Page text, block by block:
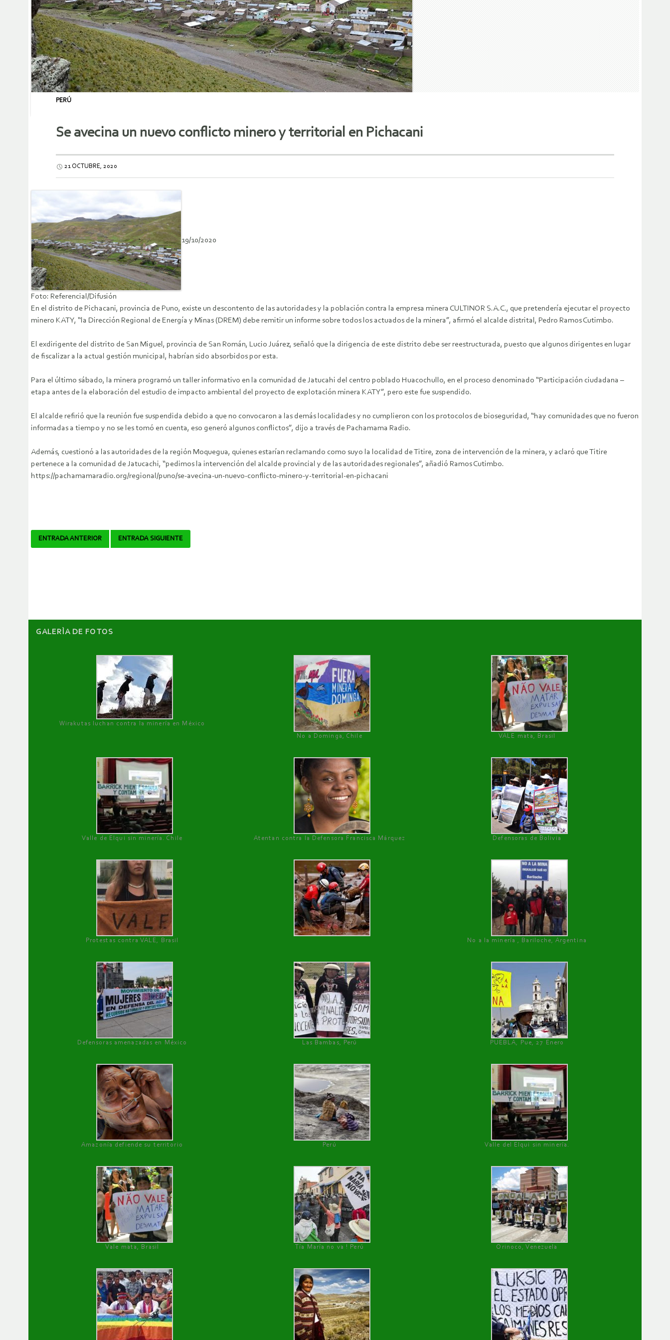
PERÚ
Se avecina un nuevo conflicto minero y territorial en Pichacani
21 OCTUBRE, 2020
19/10/2020
Foto: Referencial/Difusión
En el distrito de Pichacani, provincia de Puno, existe un descontento de las autoridades y la población contra la empresa minera CULTINOR S.A.C., que pretendería ejecutar el proyecto
minero KATY, “la Dirección Regional de Energía y Minas (DREM) debe remitir un informe sobre todos los actuados de la minera”, afirmó el alcalde distrital, Pedro Ramos Cutimbo.
El exdirigente del distrito de San Miguel, provincia de San Román, Lucio Juárez, señaló que la dirigencia de este distrito debe ser reestructurada, puesto que algunos dirigentes en lugar
de fiscalizar a la actual gestión municipal, habrían sido absorbidos por esta.
Para el último sábado, la minera programó un taller informativo en la comunidad de Jatucahi del centro poblado Huacochullo, en el proceso denominado “Participación ciudadana –
etapa antes de la elaboración del estudio de impacto ambiental del proyecto de explotación minera KATY”, pero este fue suspendido.
El alcalde refirió que la reunión fue suspendida debido a que no convocaron a las demás localidades y no cumplieron con los protocolos de bioseguridad, “hay comunidades que no fueron
informadas a tiempo y no se les tomó en cuenta, eso generó algunos conflictos”, dijo a través de Pachamama Radio.
Además, cuestionó a las autoridades de la región Moquegua, quienes estarían reclamando como suyo la localidad de Titire, zona de intervención de la minera, y aclaró que Titire
pertenece a la comunidad de Jatucachi, “pedimos la intervención del alcalde provincial y de las autoridades regionales”, añadió Ramos Cutimbo.
https://pachamamaradio.org/regional/puno/se-avecina-un-nuevo-conflicto-minero-y-territorial-en-pichacani
Navegador
ENTRADA ANTERIOR ENTRADA SIGUIENTE
GALERÌA DE FOTOS
Wirakutas luchan contra la minería en México
No a Dominga, Chile
VALE mata, Brasil
Valle de Elqui sin minería. Chile Atentan contra la Defensora Francisca Márquez Defensoras de Bolivia
Protestas contra VALE, Brasil No a la minería , Bariloche, Argentina
Defensoras amenazadas en México Las Bambas, Perú PUEBLA, Pue, 27 Enero
Amazonía defiende su territorio Perú Valle del Elqui sin minería.
Vale mata, Brasil Tía María no va ! Perú Orinoco, Venezuela